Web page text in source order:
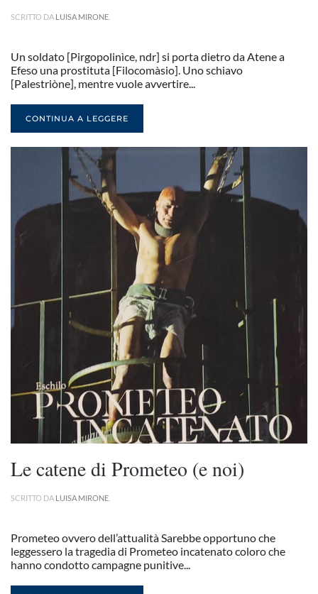
SCRITTO DA LUISA MIRONE
Un soldato [Pirgopolinìce, ndr] si porta dietro da Atene a
Efeso una prostituta [Filocomàsio]. Uno schiavo
[Palestriòne], mentre vuole avvertire...
CONTINUA A LEGGERE
Le catene di Prometeo (e noi)
SCRITTO DA LUISA MIRONE
Prometeo ovvero dell’attualità Sarebbe opportuno che
leggessero la tragedia di Prometeo incatenato coloro che
hanno condotto campagne punitive...